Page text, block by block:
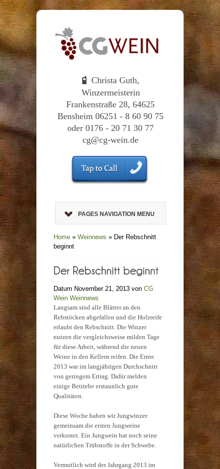
Christa Guth,
Winzermeisterin
Frankenstraße 28, 64625
Bensheim 06251 - 8 60 90 75
oder 0176 - 20 71 30 77
cg@cg-wein.de
PAGES NAVIGATION MENU
Home » Weinnews » Der Rebschnitt
beginnt
Datum November 21, 2013 von CG
Wein Weinnews
Langsam sind alle Blätter an den
Rebstöcken abgefallen und die Holzreife
erlaubt den Rebschnitt. Die Winzer
nutzen die vergleichsweise milden Tage
für diese Arbeit, während die neuen
Weine in den Kellern reifen. Die Ernte
2013 war im langjährigen Durchschnitt
von geringem Ertrag. Dafür melden
einige Betriebe erstaunlich gute
Qualitäten.
Diese Woche haben wir Jungwinzer
gemeinsam die ersten Jungweine
verkostet. Ein Jungwein hat noch seine
natürlichen Trübstoffe in der Schwebe.
Vermutlich wird der Jahrgang 2013 im